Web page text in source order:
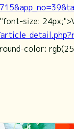
size:
color: